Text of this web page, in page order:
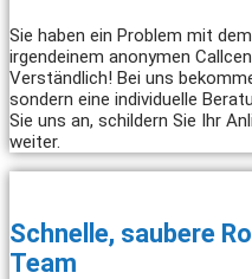
Sie haben ein Problem mit
irgendeinem anonymen
Verständlich! Bei uns
sondern eine individuelle
Sie uns an, schildern Sie Ihr
weiter.
Schnelle, saubere
Team